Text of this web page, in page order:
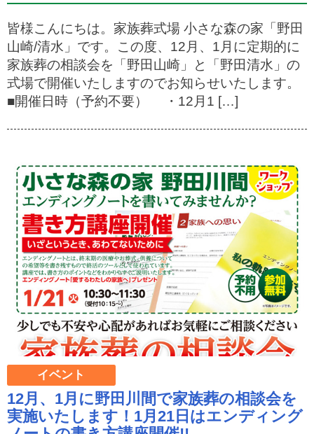
皆様こんにちは。家族葬式場 小さな森の家「野田
山崎/清水」です。この度、12月、1月に定期的に
家族葬の相談会を「野田山崎」と「野田清水」の
式場で開催いたしますのでお知らせいたします。
■開催日時（予約不要） ・12月1 […]
イベント
12月、1月に野田川間で家族葬の相談会を
実施いたします！1月21日はエンディング